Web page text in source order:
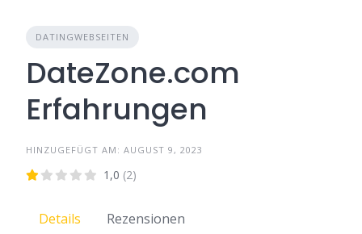
DATINGWEBSEITEN
DateZone.com
Erfahrungen
HINZUGEFÜGT AM: AUGUST 9, 2023
1,0 (2)
Details Rezensionen